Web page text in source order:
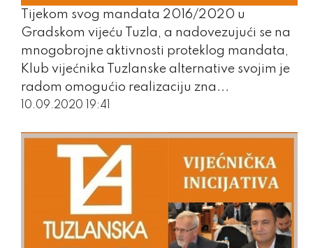
Tijekom svog mandata 2016/2020 u
Gradskom vijeću Tuzla, a nadovezujući se na
mnogobrojne aktivnosti proteklog mandata,
Klub vijećnika Tuzlanske alternative svojim je
radom omogućio realizaciju zna...
10.09.2020 19:41